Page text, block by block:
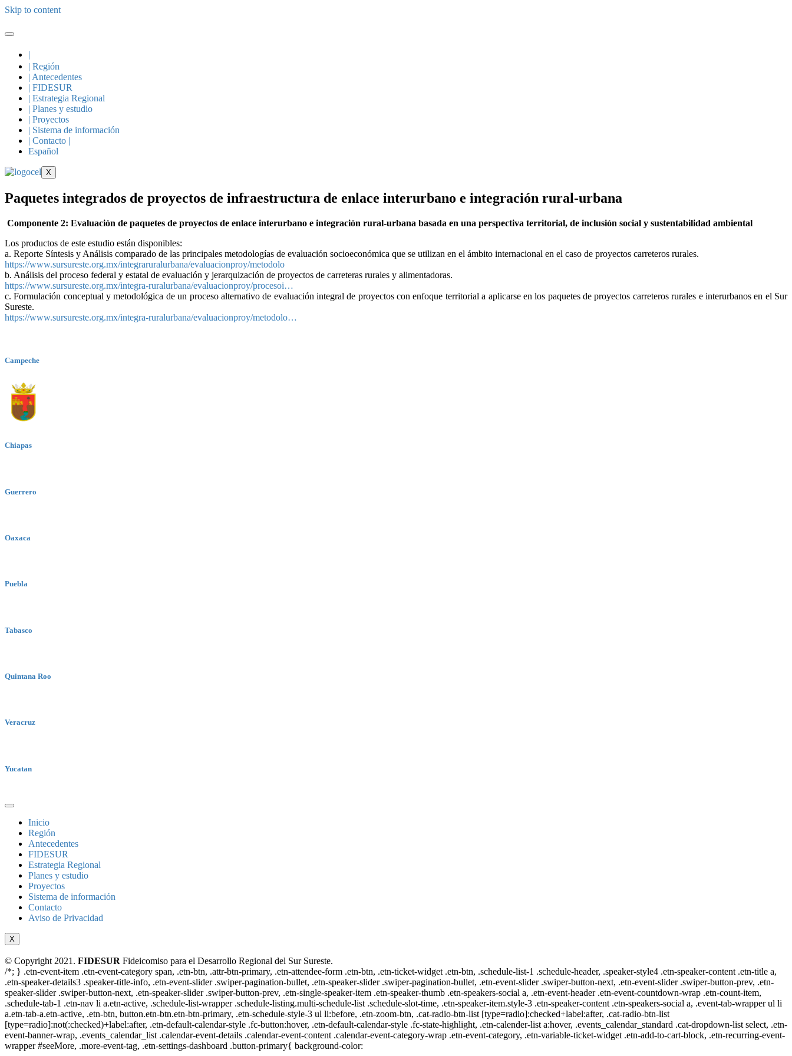
Skip to content
|
| Región
| Antecedentes
| FIDESUR
| Estrategia Regional
| Planes y estudio
| Proyectos
| Sistema de información
| Contacto |
Español
X
Paquetes integrados de proyectos de infraestructura de enlace interurbano e integración rural-urbana
Componente 2: Evaluación de paquetes de proyectos de enlace interurbano e integración rural-urbana basada en una perspectiva territorial, de inclusión social y sustentabilidad ambiental
Los productos de este estudio están disponibles:
a. Reporte Síntesis y Análisis comparado de las principales metodologías de evaluación socioeconómica que se utilizan en el ámbito internacional en el caso de proyectos carreteros rurales.
https://www.sursureste.org.mx/integraruralurbana/evaluacionproy/metodolo
b. Análisis del proceso federal y estatal de evaluación y jerarquización de proyectos de carreteras rurales y alimentadoras.
https://www.sursureste.org.mx/integra-ruralurbana/evaluacionproy/procesoi…
c. Formulación conceptual y metodológica de un proceso alternativo de evaluación integral de proyectos con enfoque territorial a aplicarse en los paquetes de proyectos carreteros rurales e interurbanos en el Sur
Sureste.
https://www.sursureste.org.mx/integra-ruralurbana/evaluacionproy/metodolo…
Campeche
Chiapas
Guerrero
Oaxaca
Puebla
Tabasco
Quintana Roo
Veracruz
Yucatan
Inicio
Región
Antecedentes
FIDESUR
Estrategia Regional
Planes y estudio
Proyectos
Sistema de información
Contacto
Aviso de Privacidad
X
© Copyright 2021. FIDESUR Fideicomiso para el Desarrollo Regional del Sur Sureste.
/*; } .etn-event-item .etn-event-category span, .etn-btn, .attr-btn-primary, .etn-attendee-form .etn-btn, .etn-ticket-widget .etn-btn, .schedule-list-1 .schedule-header, .speaker-style4 .etn-speaker-content .etn-title a,
.etn-speaker-details3 .speaker-title-info, .etn-event-slider .swiper-pagination-bullet, .etn-speaker-slider .swiper-pagination-bullet, .etn-event-slider .swiper-button-next, .etn-event-slider .swiper-button-prev, .etn-
speaker-slider .swiper-button-next, .etn-speaker-slider .swiper-button-prev, .etn-single-speaker-item .etn-speaker-thumb .etn-speakers-social a, .etn-event-header .etn-event-countdown-wrap .etn-count-item,
.schedule-tab-1 .etn-nav li a.etn-active, .schedule-list-wrapper .schedule-listing.multi-schedule-list .schedule-slot-time, .etn-speaker-item.style-3 .etn-speaker-content .etn-speakers-social a, .event-tab-wrapper ul li
a.etn-tab-a.etn-active, .etn-btn, button.etn-btn.etn-btn-primary, .etn-schedule-style-3 ul li:before, .etn-zoom-btn, .cat-radio-btn-list [type=radio]:checked+label:after, .cat-radio-btn-list
[type=radio]:not(:checked)+label:after, .etn-default-calendar-style .fc-button:hover, .etn-default-calendar-style .fc-state-highlight, .etn-calender-list a:hover, .events_calendar_standard .cat-dropdown-list select, .etn-
event-banner-wrap, .events_calendar_list .calendar-event-details .calendar-event-content .calendar-event-category-wrap .etn-event-category, .etn-variable-ticket-widget .etn-add-to-cart-block, .etn-recurring-event-
wrapper #seeMore, .more-event-tag, .etn-settings-dashboard .button-primary{ background-color: